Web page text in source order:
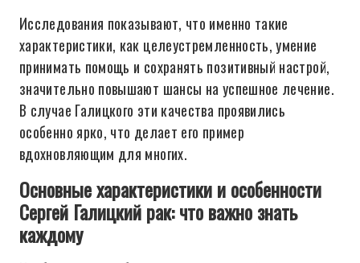
Исследования показывают, что именно такие
характеристики, как целеустремленность, умение
принимать помощь и сохранять позитивный настрой,
значительно повышают шансы на успешное лечение.
В случае Галицкого эти качества проявились
особенно ярко, что делает его пример
вдохновляющим для многих.
Основные характеристики и особенности
Сергей Галицкий рак: что важно знать
каждому